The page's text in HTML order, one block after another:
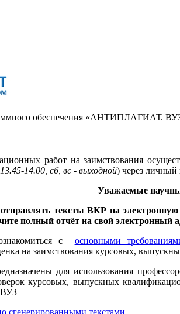
обеспечения «АНТИПЛАГИАТ.
работ на заимствования
14.00, сб, вс - выходной) через личный
Уважаемые
тексты ВКР на
полный отчёт на свой электронный
с основными
на заимствования курсовых,
для использования
курсовых, выпускных
сгенерированными текстами